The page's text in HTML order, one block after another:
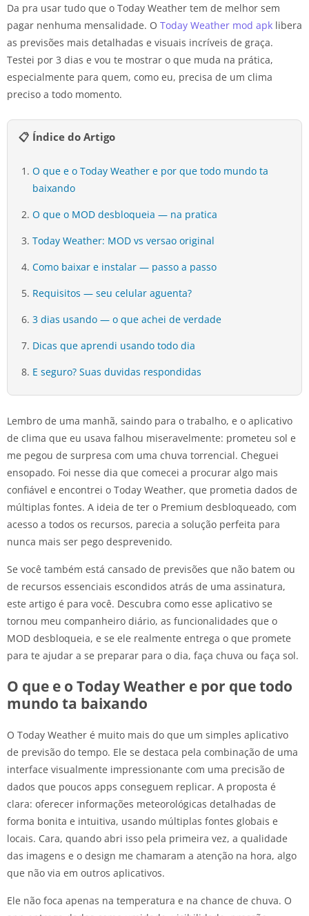
Da pra usar tudo que o Today Weather tem de melhor sem
pagar nenhuma mensalidade. O Today Weather mod apk libera
as previsões mais detalhadas e visuais incríveis de graça.
Testei por 3 dias e vou te mostrar o que muda na prática,
especialmente para quem, como eu, precisa de um clima
preciso a todo momento.
📋 Índice do Artigo
O que e o Today Weather e por que todo mundo ta
baixando
O que o MOD desbloqueia — na pratica
Today Weather: MOD vs versao original
Como baixar e instalar — passo a passo
Requisitos — seu celular aguenta?
3 dias usando — o que achei de verdade
Dicas que aprendi usando todo dia
E seguro? Suas duvidas respondidas
Lembro de uma manhã, saindo para o trabalho, e o aplicativo
de clima que eu usava falhou miseravelmente: prometeu sol e
me pegou de surpresa com uma chuva torrencial. Cheguei
ensopado. Foi nesse dia que comecei a procurar algo mais
confiável e encontrei o Today Weather, que prometia dados de
múltiplas fontes. A ideia de ter o Premium desbloqueado, com
acesso a todos os recursos, parecia a solução perfeita para
nunca mais ser pego desprevenido.
Se você também está cansado de previsões que não batem ou
de recursos essenciais escondidos atrás de uma assinatura,
este artigo é para você. Descubra como esse aplicativo se
tornou meu companheiro diário, as funcionalidades que o
MOD desbloqueia, e se ele realmente entrega o que promete
para te ajudar a se preparar para o dia, faça chuva ou faça sol.
O que e o Today Weather e por que todo
mundo ta baixando
O Today Weather é muito mais do que um simples aplicativo
de previsão do tempo. Ele se destaca pela combinação de uma
interface visualmente impressionante com uma precisão de
dados que poucos apps conseguem replicar. A proposta é
clara: oferecer informações meteorológicas detalhadas de
forma bonita e intuitiva, usando múltiplas fontes globais e
locais. Cara, quando abri isso pela primeira vez, a qualidade
das imagens e o design me chamaram a atenção na hora, algo
que não via em outros aplicativos.
Ele não foca apenas na temperatura e na chance de chuva. O